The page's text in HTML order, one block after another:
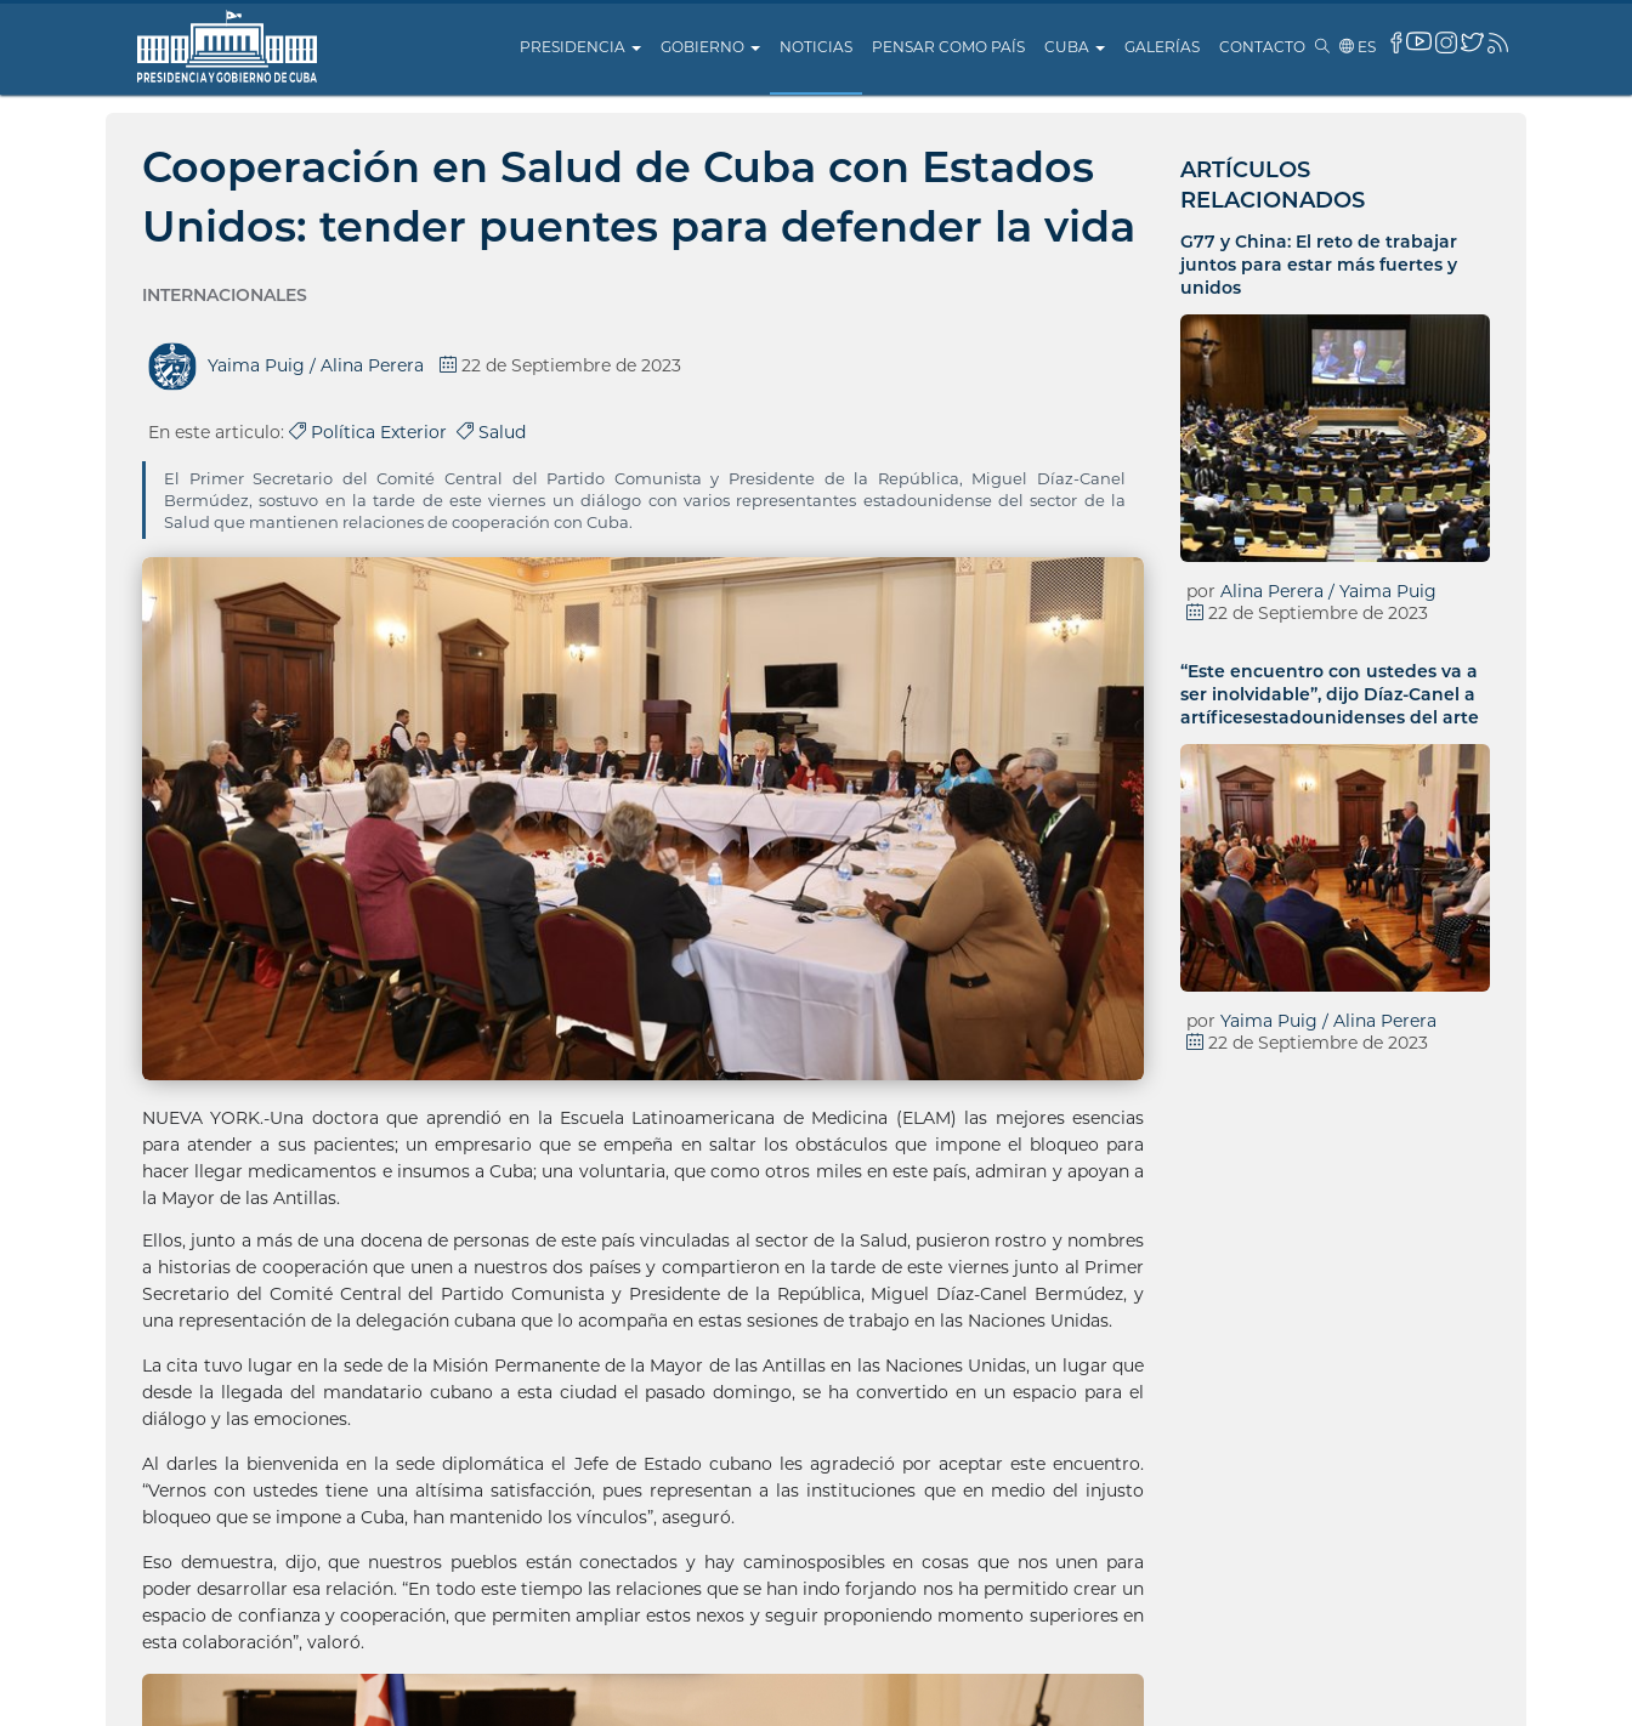
PRESIDENCIA GOBIERNO NOTICIAS PENSAR COMO PAÍS CUBA GALERÍAS CONTACTO ES
Cooperación en Salud de Cuba con Estados
Unidos: tender puentes para defender la vida
INTERNACIONALES
Yaima Puig / Alina Perera 22 de Septiembre de 2023
En este articulo: Política Exterior Salud
El Primer Secretario del Comité Central del Partido Comunista y Presidente de la República, Miguel Díaz-Canel
Bermúdez, sostuvo en la tarde de este viernes un diálogo con varios representantes estadounidense del sector de la
Salud que mantienen relaciones de cooperación con Cuba.
NUEVA YORK.-Una doctora que aprendió en la Escuela Latinoamericana de Medicina (ELAM) las mejores esencias
para atender a sus pacientes; un empresario que se empeña en saltar los obstáculos que impone el bloqueo para
hacer llegar medicamentos e insumos a Cuba; una voluntaria, que como otros miles en este país, admiran y apoyan a
la Mayor de las Antillas.
Ellos, junto a más de una docena de personas de este país vinculadas al sector de la Salud, pusieron rostro y nombres
a historias de cooperación que unen a nuestros dos países y compartieron en la tarde de este viernes junto al Primer
Secretario del Comité Central del Partido Comunista y Presidente de la República, Miguel Díaz-Canel Bermúdez, y
una representación de la delegación cubana que lo acompaña en estas sesiones de trabajo en las Naciones Unidas.
La cita tuvo lugar en la sede de la Misión Permanente de la Mayor de las Antillas en las Naciones Unidas, un lugar que
desde la llegada del mandatario cubano a esta ciudad el pasado domingo, se ha convertido en un espacio para el
diálogo y las emociones.
Al darles la bienvenida en la sede diplomática el Jefe de Estado cubano les agradeció por aceptar este encuentro.
“Vernos con ustedes tiene una altísima satisfacción, pues representan a las instituciones que en medio del injusto
bloqueo que se impone a Cuba, han mantenido los vínculos”, aseguró.
Eso demuestra, dijo, que nuestros pueblos están conectados y hay caminosposibles en cosas que nos unen para
poder desarrollar esa relación. “En todo este tiempo las relaciones que se han indo forjando nos ha permitido crear un
espacio de confianza y cooperación, que permiten ampliar estos nexos y seguir proponiendo momento superiores en
esta colaboración”, valoró.
ARTÍCULOS
RELACIONADOS
G77 y China: El reto de trabajar
juntos para estar más fuertes y
unidos
por Alina Perera / Yaima Puig
22 de Septiembre de 2023
“Este encuentro con ustedes va a
ser inolvidable”, dijo Díaz-Canel a
artíficesestadounidenses del arte
por Yaima Puig / Alina Perera
22 de Septiembre de 2023